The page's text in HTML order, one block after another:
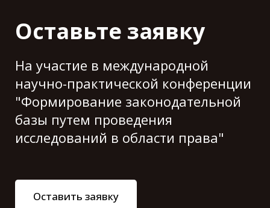
Оставьте заявку
На участие в международной
научно-практической конференции
"Формирование законодательной
базы путем проведения
исследований в области права"
Оставить заявку